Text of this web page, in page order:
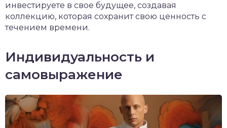
инвестируете в свое будущее, создавая
коллекцию, которая сохранит свою ценность с
течением времени.
Индивидуальность и
самовыражение